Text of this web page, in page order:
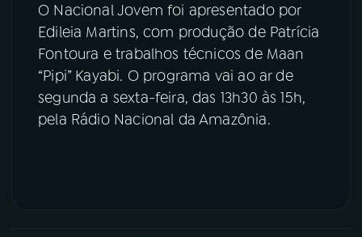
O Nacional Jovem foi apresentado por
Edileia Martins, com produção de Patrícia
Fontoura e trabalhos técnicos de Maan
“Pipi” Kayabi. O programa vai ao ar de
segunda a sexta-feira, das 13h30 às 15h,
pela Rádio Nacional da Amazônia.